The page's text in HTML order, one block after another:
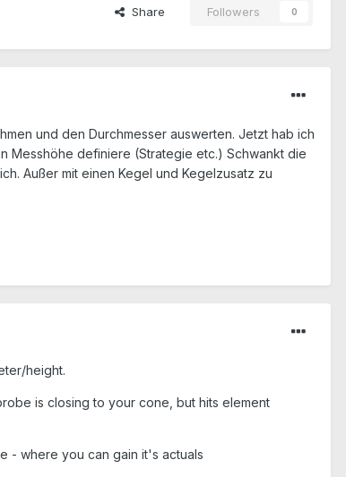
Share Followers 0
und den Durchmesser auswerten. Jetzt hab ich
Messhöhe definiere (Strategie etc.) Schwankt die
Außer mit einen Kegel und Kegelzusatz zu
height.
is closing to your cone, but hits element
- where you can gain it's actuals